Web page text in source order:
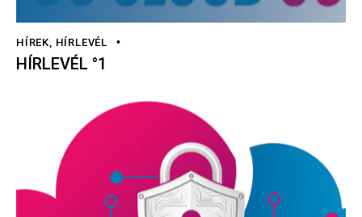
HÍREK HÍRLEVÉL
HÍRLEVÉL °1